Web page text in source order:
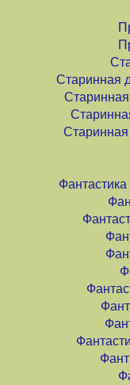
Старинная
Старинная
Старинная
Фантастика